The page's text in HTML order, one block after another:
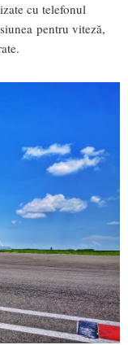
cu telefonul
pentru viteză,